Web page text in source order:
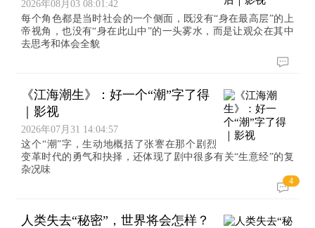
2026年08月03 08:01:42
每个角色都是当时社会的一个侧面，既没有“身在最高层”的上
帝视角，也没有“身在此山中”的一头雾水，而是让观众在其中
去思考和体会全貌
《江海潮生》：好一个“潮”字了得
｜影视
2026年07月31 14:04:57
这个“潮”字，生动地概括了张謇在那个剧烈
变革时代的勇气和抉择，还体现了剧中很多有关“生意经”的复
杂况味
4
人类失去“秘密”，世界将会怎样？